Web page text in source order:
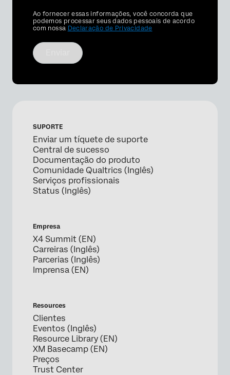
Privacy
Optin
Ao fornecer essas informações, você concorda que
podemos processar seus dados pessoais de acordo
com nossa Declaração de Privacidade
SUPORTE
Enviar um tíquete de suporte
Central de sucesso
Documentação do produto
Comunidade Qualtrics (Inglês)
Serviços profissionais
Status (Inglês)
Empresa
X4 Summit (EN)
Carreiras (Inglês)
Parcerias (Inglês)
Imprensa (EN)
Resources
Clientes
Eventos (Inglês)
Resource Library (EN)
XM Basecamp (EN)
Preços
Trust Center